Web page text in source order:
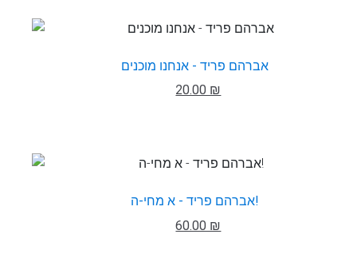
אברהם פריד - אנחנו מוכנים
20.00 ₪
אברהם פריד - א מחי-ה!
60.00 ₪